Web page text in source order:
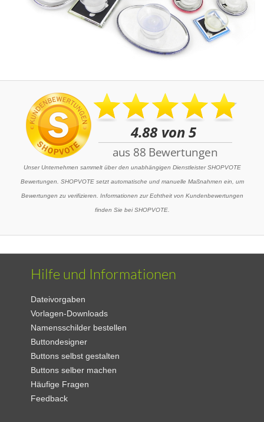
Unser Unternehmen sammelt über den unabhängigen Dienstleister SHOPVOTE
Bewertungen. SHOPVOTE setzt automatische und manuelle Maßnahmen ein, um
Bewertungen zu verifizieren. Informationen zur Echtheit von Kundenbewertungen
finden Sie bei SHOPVOTE.
Hilfe und Informationen
Dateivorgaben
Vorlagen-Downloads
Namensschilder bestellen
Buttondesigner
Buttons selbst gestalten
Buttons selber machen
Häufige Fragen
Feedback